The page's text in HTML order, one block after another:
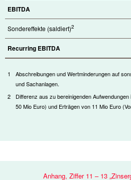
1
Abschreibungen und Wertminderungen auf
und Sachanlagen.
2
Differenz aus zu bereinigenden
50 Mio Euro) und Erträgen von 11 Mio Euro
EBITDA
Sondereffekte (saldiert)2
Recurring EBITDA
Anhang, Ziffer 11 – 13